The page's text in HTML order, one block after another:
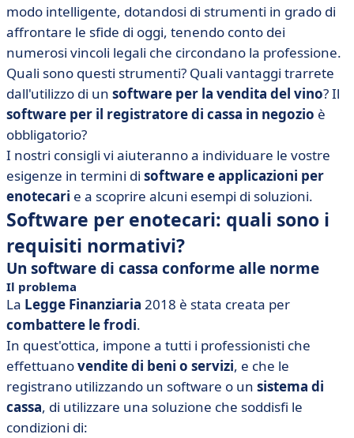
modo intelligente, dotandosi di strumenti in grado di
affrontare le sfide di oggi, tenendo conto dei
numerosi vincoli legali che circondano la professione.
Quali sono questi strumenti? Quali vantaggi trarrete
dall'utilizzo di un software per la vendita del vino? Il
software per il registratore di cassa in negozio è
obbligatorio?
I nostri consigli vi aiuteranno a individuare le vostre
esigenze in termini di software e applicazioni per
enotecari e a scoprire alcuni esempi di soluzioni.
Software per enotecari: quali sono i
requisiti normativi?
Un software di cassa conforme alle norme
Il problema
La Legge Finanziaria 2018 è stata creata per
combattere le frodi.
In quest'ottica, impone a tutti i professionisti che
effettuanovendite di beni o servizi, e che le
registrano utilizzando un software o un sistema di
cassa, di utilizzare una soluzione che soddisfi le
condizioni di: